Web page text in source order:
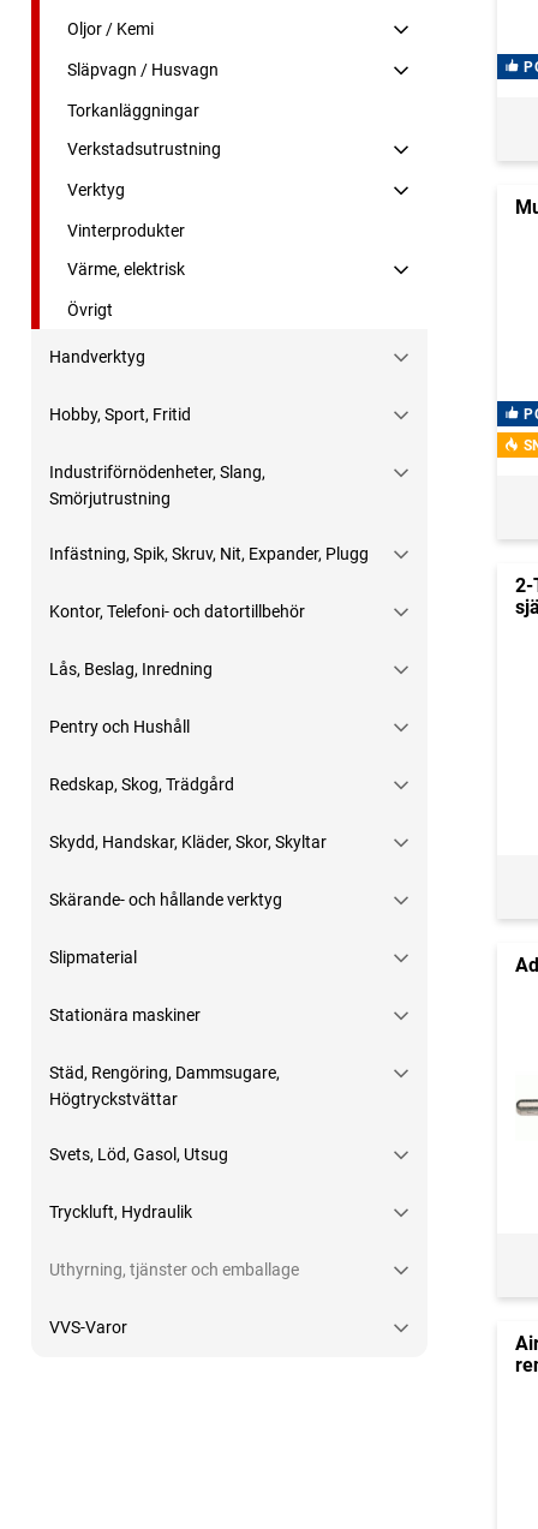
Oljor / Kemi
Släpvagn / Husvagn
Torkanläggningar
Verkstadsutrustning
Verktyg
Vinterprodukter
Värme, elektrisk
Övrigt
Handverktyg
Hobby, Sport, Fritid
Industriförnödenheter, Slang,
Smörjutrustning
Infästning, Spik, Skruv, Nit, Expander, Plugg
Kontor, Telefoni- och datortillbehör
Lås, Beslag, Inredning
Pentry och Hushåll
Redskap, Skog, Trädgård
Skydd, Handskar, Kläder, Skor, Skyltar
Skärande- och hållande verktyg
Slipmaterial
Stationära maskiner
Städ, Rengöring, Dammsugare,
Högtryckstvättar
Svets, Löd, Gasol, Utsug
Tryckluft, Hydraulik
Uthyrning, tjänster och emballage
VVS-Varor
2-